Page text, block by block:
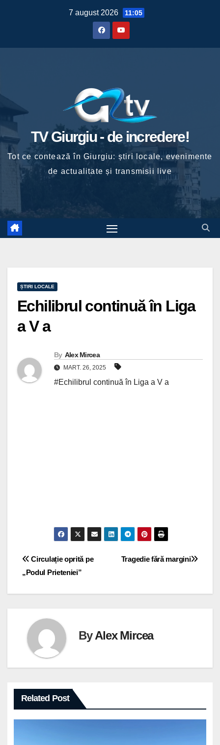
7 august 2026 11:05
TV Giurgiu - de incredere!
Tot ce contează în Giurgiu: știri locale, evenimente
de actualitate și transmisii live
ȘTIRI LOCALE
Echilibrul continuă în Liga
a V a
By Alex Mircea
MART. 26, 2025
#Echilibrul continuă în Liga a V a
Navigare
în
Tragedie fără margini
Circulație oprită pe
„Podul Prieteniei”
ByAlex Mircea
Related Post